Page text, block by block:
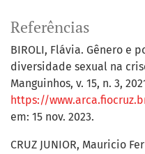
Referências
BIROLI, Flávia. Gênero e
diversidade sexual na
Manguinhos, v. 15, n. 3,
https://
em: 15 nov. 2023.
CRUZ JUNIOR, Mauricio